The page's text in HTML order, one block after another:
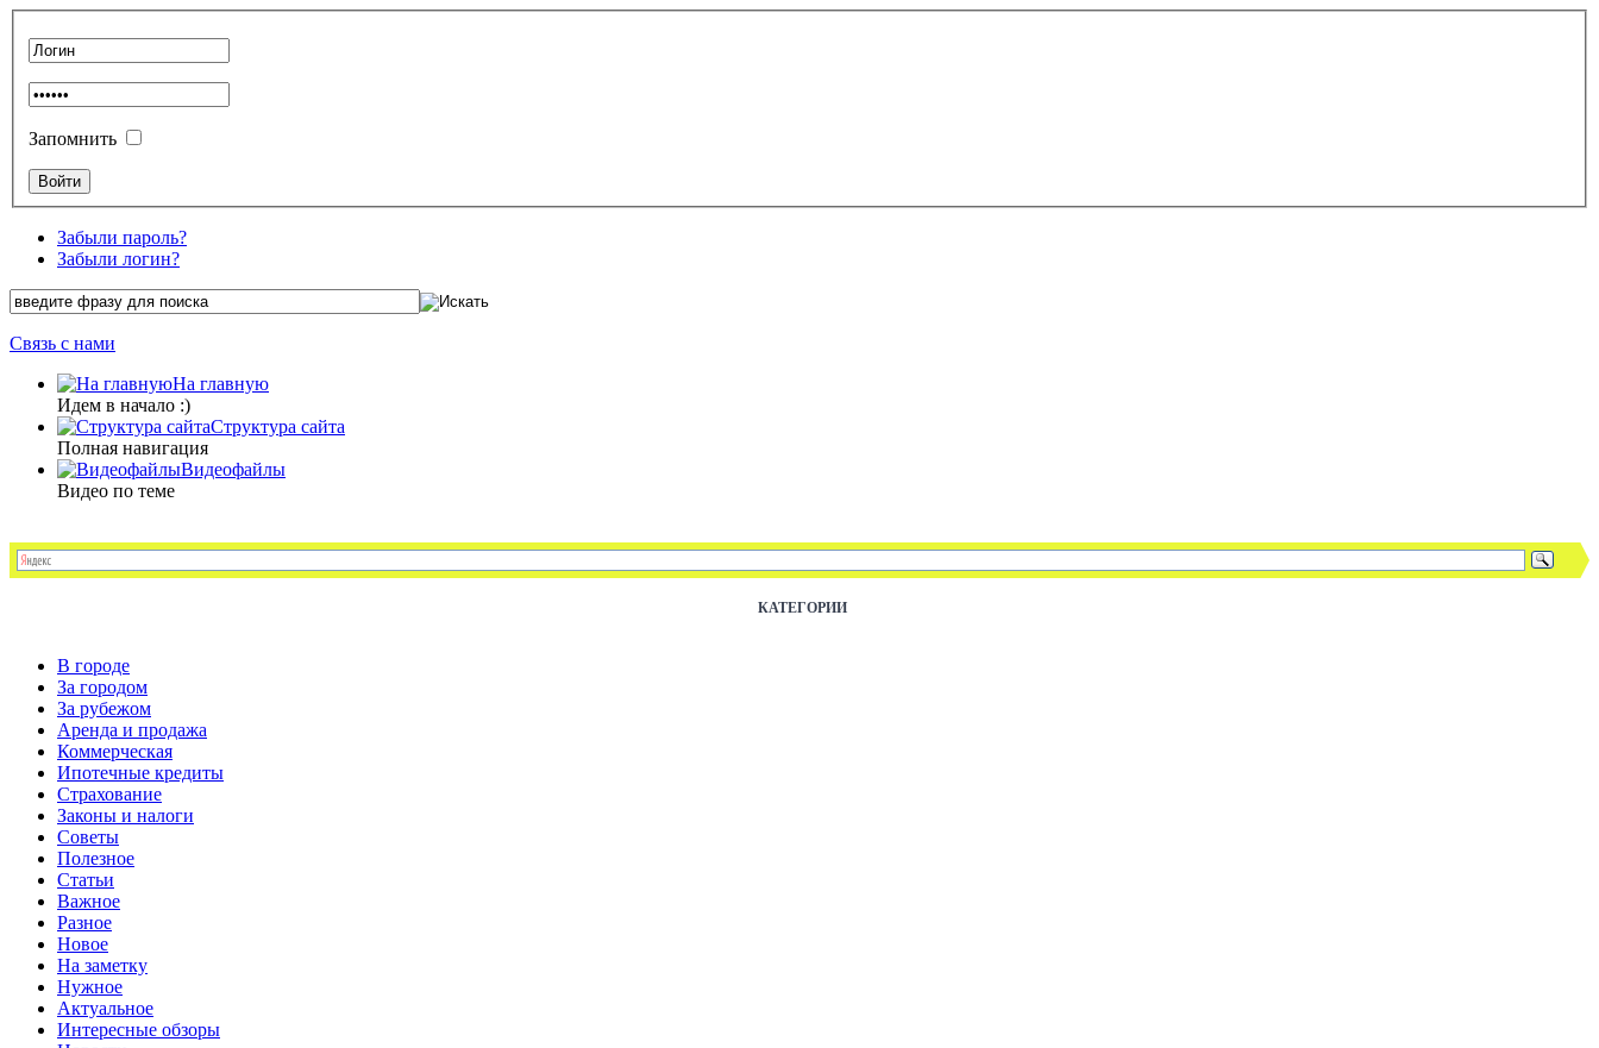
Запомнить
Забыли пароль?
Забыли логин?
Связь с нами
На главную
Идем в начало :)
Структура сайта
Полная навигация
Видеофайлы
Видео по теме
КАТЕГОРИИ
В городе
За городом
За рубежом
Аренда и продажа
Коммерческая
Ипотечные кредиты
Страхование
Законы и налоги
Советы
Полезное
Статьи
Важное
Разное
Новое
На заметку
Нужное
Актуальное
Интересные обзоры